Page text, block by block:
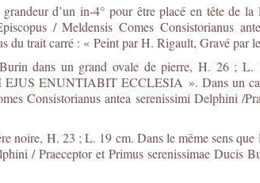
d’un in-4° pour être placé en tête
/ Meldensis Comes Consistorianus
du trait carré : « Peint par H. Rigault, Gravé par
dans un grand ovale de pierre, H. 26 ;
ENUNTIABIT ECCLESIA ». Dans un
Consistorianus antea serenissimi Delphini /
noire, H. 23 ; L. 19 cm. Dans le même sens
/ Praeceptor et Primus serenissimae